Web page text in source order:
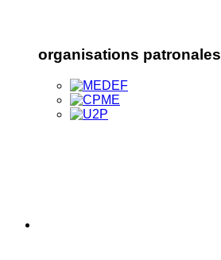
organisations patronales